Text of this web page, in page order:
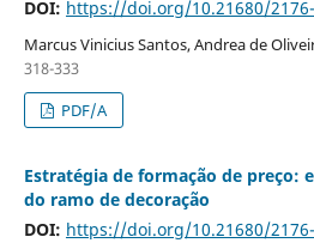
DOI: https://doi.org/10.21680/
Marcus Vinicius Santos, Andrea de
318-333
PDF/A
Estratégia de formação de preço:
do ramo de decoração
DOI: https://doi.org/10.21680/